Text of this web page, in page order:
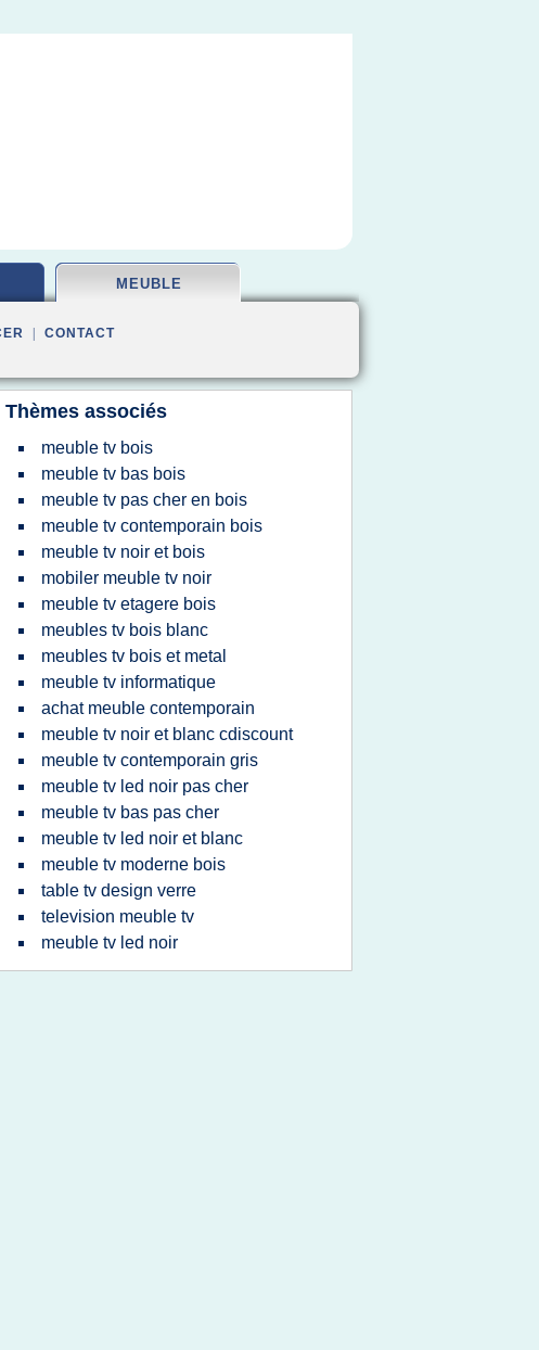
MEUBLE
CONTACT
Thèmes associés
meuble tv bois
meuble tv bas bois
meuble tv pas cher en bois
meuble tv contemporain bois
meuble tv noir et bois
mobiler meuble tv noir
meuble tv etagere bois
meubles tv bois blanc
meubles tv bois et metal
meuble tv informatique
achat meuble contemporain
meuble tv noir et blanc cdiscount
meuble tv contemporain gris
meuble tv led noir pas cher
meuble tv bas pas cher
meuble tv led noir et blanc
meuble tv moderne bois
table tv design verre
television meuble tv
meuble tv led noir